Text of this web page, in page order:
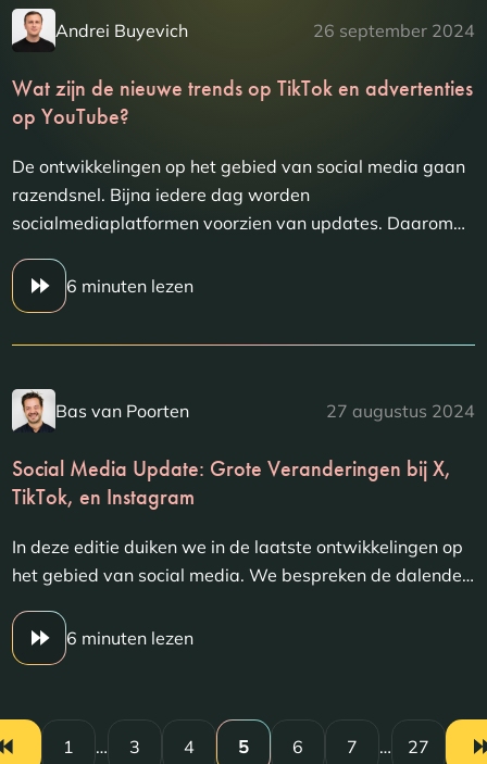
Andrei Buyevich 26 september 2024
Wat zijn de nieuwe trends op TikTok en advertenties
op YouTube?
De ontwikkelingen op het gebied van social media gaan
razendsnel. Bijna iedere dag worden
socialmediaplatformen voorzien van updates. Daarom…
6 minuten lezen
Bas van Poorten 27 augustus 2024
Social Media Update: Grote Veranderingen bij X,
TikTok, en Instagram
In deze editie duiken we in de laatste ontwikkelingen op
het gebied van social media. We bespreken de dalende…
6 minuten lezen
1 … 3 4 5 6 7 … 27